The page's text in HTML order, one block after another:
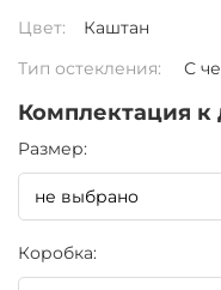
Цвет:
Каштан
Тип остекления:
С
Комплектация к
Pазмер:
Коробка: